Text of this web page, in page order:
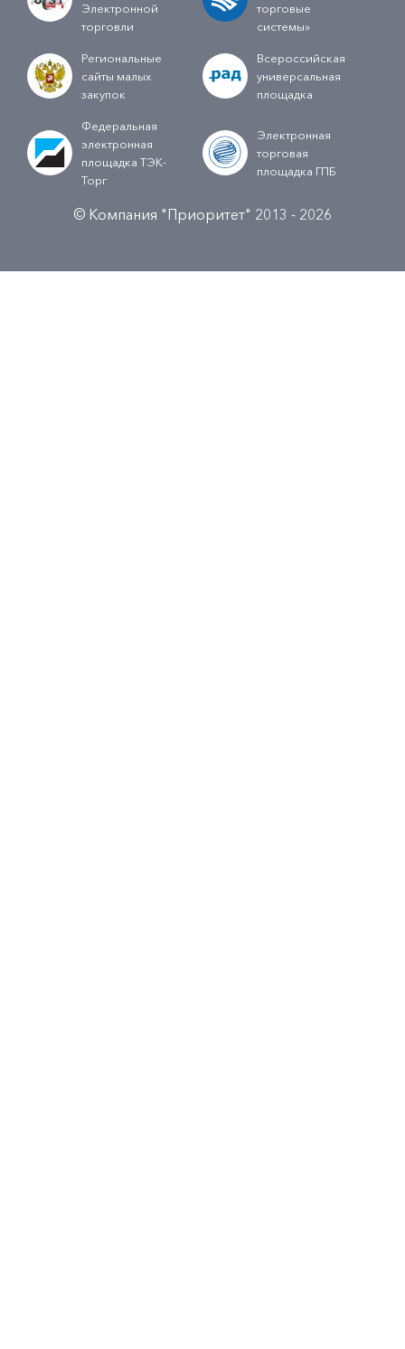
Электронной
торговли
торговые
системы»
Региональные
сайты малых
закупок
Всероссийская
универсальная
площадка
Федеральная
электронная
площадка ТЭК-
Торг
Электронная
торговая
площадка ГПБ
© Компания "Приоритет" 2013 - 2026